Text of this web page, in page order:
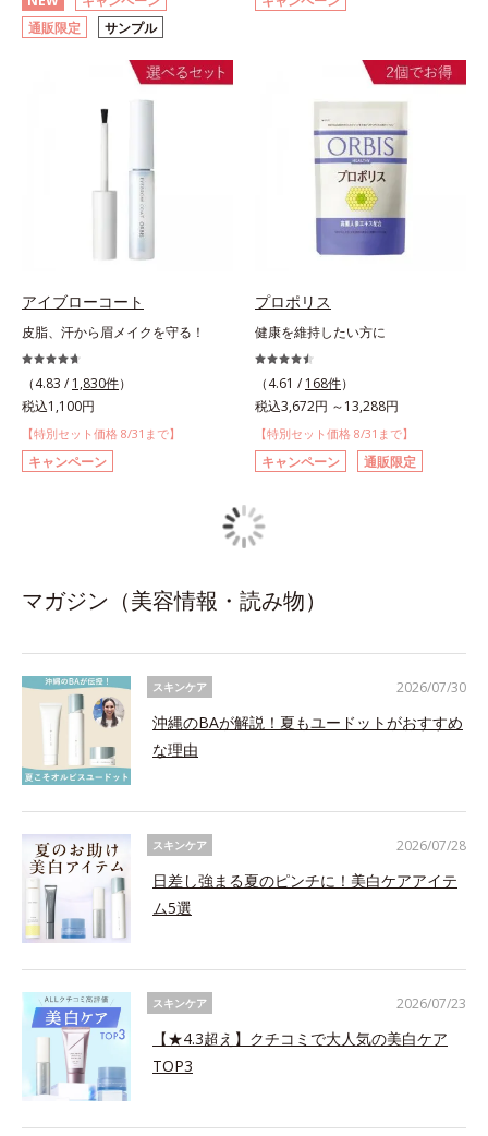
通販限定
サンプル
アイブローコート
皮脂、汗から眉メイクを守る！
（4.83 / 1,830件）
税込1,100円
【特別セット価格 8/31まで】
キャンペーン
プロポリス
健康を維持したい方に
（4.61 / 168件）
税込3,672円 ～13,288円
【特別セット価格 8/31まで】
キャンペーン 通販限定
マガジン（美容情報・読み物）
スキンケア
沖縄のBAが解説！夏もユードットがおすすめ
な理由
2026/07/30
スキンケア
日差し強まる夏のピンチに！美白ケアアイテ
ム5選
2026/07/28
スキンケア
【★4.3超え】クチコミで大人気の美白ケア
TOP3
2026/07/23